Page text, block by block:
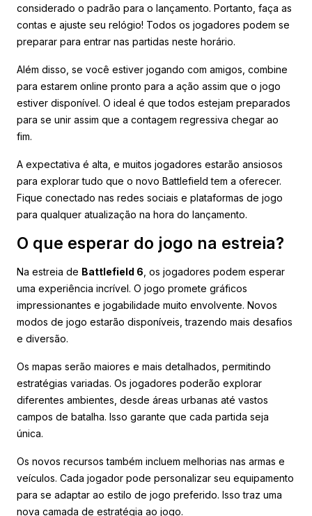
considerado o padrão para o lançamento. Portanto, faça as
contas e ajuste seu relógio! Todos os jogadores podem se
preparar para entrar nas partidas neste horário.
Além disso, se você estiver jogando com amigos, combine
para estarem online pronto para a ação assim que o jogo
estiver disponível. O ideal é que todos estejam preparados
para se unir assim que a contagem regressiva chegar ao
fim.
A expectativa é alta, e muitos jogadores estarão ansiosos
para explorar tudo que o novo Battlefield tem a oferecer.
Fique conectado nas redes sociais e plataformas de jogo
para qualquer atualização na hora do lançamento.
O que esperar do jogo na estreia?
Na estreia de Battlefield 6 , os jogadores podem esperar
uma experiência incrível. O jogo promete gráficos
impressionantes e jogabilidade muito envolvente. Novos
modos de jogo estarão disponíveis, trazendo mais desafios
e diversão.
Os mapas serão maiores e mais detalhados, permitindo
estratégias variadas. Os jogadores poderão explorar
diferentes ambientes, desde áreas urbanas até vastos
campos de batalha. Isso garante que cada partida seja
única.
Os novos recursos também incluem melhorias nas armas e
veículos. Cada jogador pode personalizar seu equipamento
para se adaptar ao estilo de jogo preferido. Isso traz uma
nova camada de estratégia ao jogo.